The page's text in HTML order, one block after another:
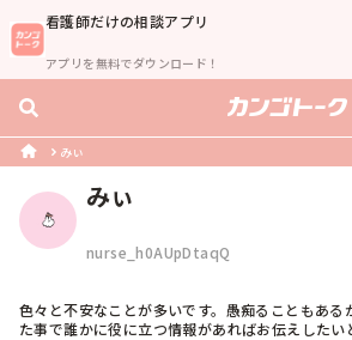
看護師だけの相談アプリ
アプリを無料でダウンロード！
みぃ
みぃ
nurse_h0AUpDtaqQ
色々と不安なことが多いです。愚痴ることもある
た事で誰かに役に立つ情報があればお伝えしたい